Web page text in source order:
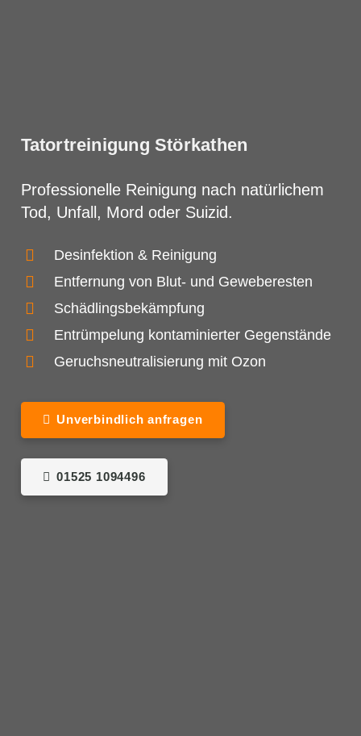
Tatortreinigung Störkathen
Professionelle Reinigung nach natürlichem
Tod, Unfall, Mord oder Suizid.
Desinfektion & Reinigung
Entfernung von Blut- und Geweberesten
Schädlingsbekämpfung
Entrümpelung kontaminierter Gegenstände
Geruchsneutralisierung mit Ozon
Unverbindlich anfragen
01525 1094496